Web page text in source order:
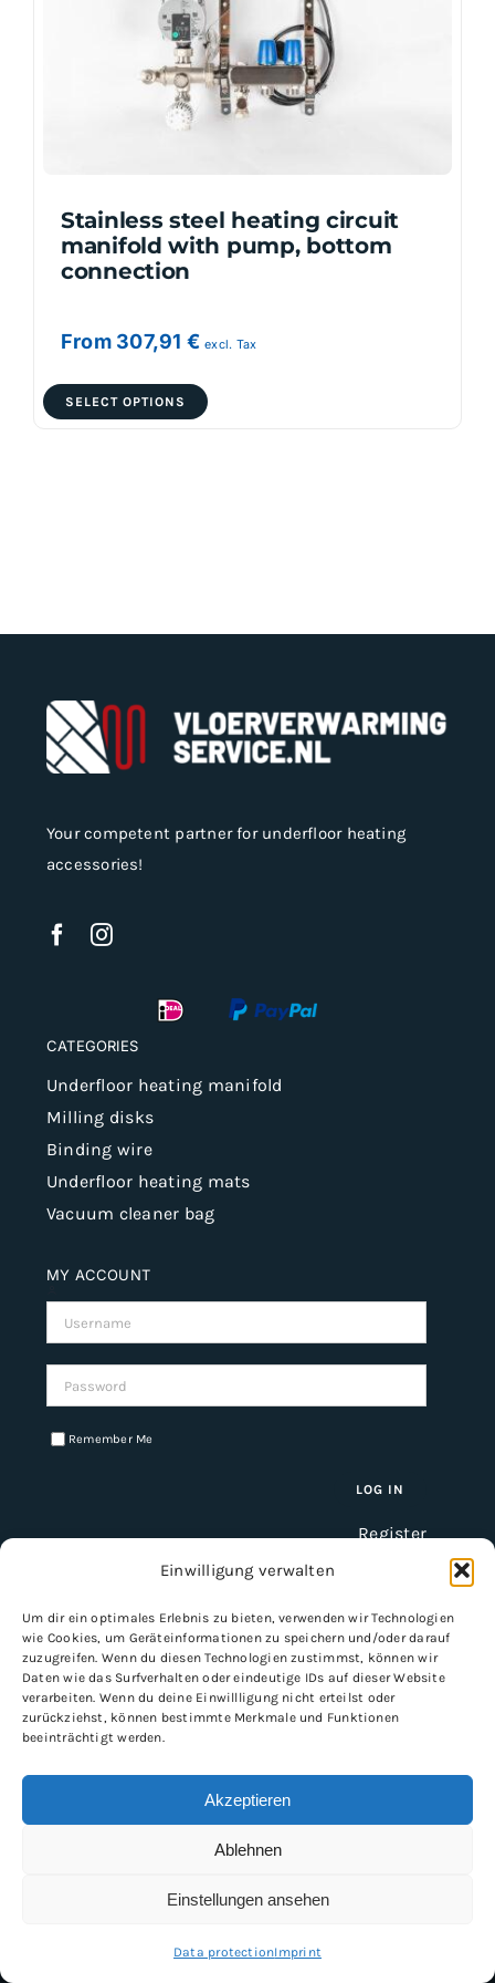
Einwilligung verwalten
Um dir ein optimales Erlebnis zu bieten, verwenden wir Technologien
wie Cookies, um Geräteinformationen zu speichern und/oder darauf
zuzugreifen. Wenn du diesen Technologien zustimmst, können wir
Daten wie das Surfverhalten oder eindeutige IDs auf dieser Website
verarbeiten. Wenn du deine Einwillligung nicht erteilst oder
zurückziehst, können bestimmte Merkmale und Funktionen
beeinträchtigt werden.
Akzeptieren
Ablehnen
Einstellungen ansehen
Data protectionImprint
Stainless steel heating circuit
manifold with pump, bottom
connection
From 307,91 € excl. Tax
SELECT OPTIONS
product
the
product
Your competent partner for underfloor heating
accessories!
CATEGORIES
Underfloor heating manifold
Milling disks
Binding wire
Underfloor heating mats
Vacuum cleaner bag
MY ACCOUNT
Username:
Password:
Remember Me
Register
INFORMATION
Imprint
General Terms and Conditions
Data protection